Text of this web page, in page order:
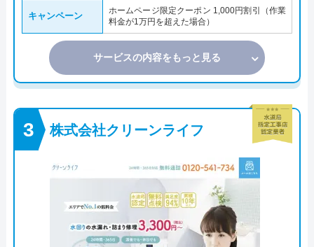
キャンペーン
ホームページ限定クーポン 1,000円割引（作業
料金が1万円を超えた場合）
サービスの内容をもっと見る
株式会社クリーンライフ